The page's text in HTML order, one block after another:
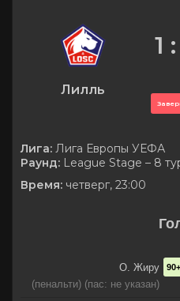
Лилль
1
Лига: Лига Европы УЕФА
Раунд: League Stage – 8
Время: четверг, 23:00
О. Жиру
(пенальти) (пас: не указан)